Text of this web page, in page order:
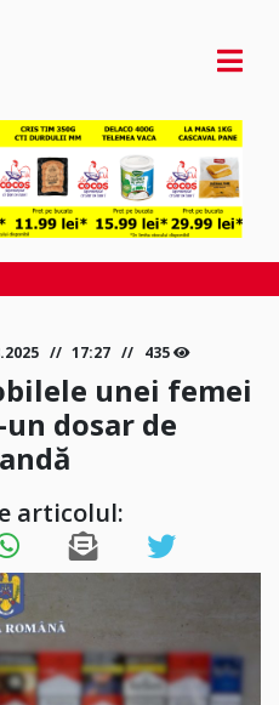
17:27 435
unei femei
dosar de
articolul: